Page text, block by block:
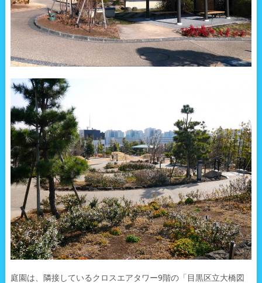
庭園は、隣接しているクロスエアタワー9階の「目黒区立大橋図